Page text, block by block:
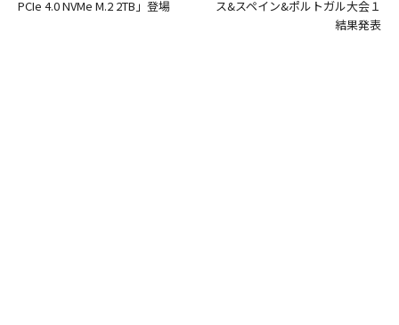
PCIe 4.0 NVMe M.2 2TB」登場
ス&スペイン&ポルトガル大会１
結果発表